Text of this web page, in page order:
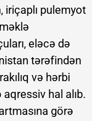
iriçaplı pulemyot
eləcə də
tərəfindən
və hərbi
hal alıb.
görə